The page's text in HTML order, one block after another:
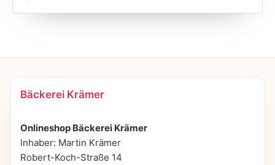
Bäckerei Krämer
Onlineshop Bäckerei Krämer
Inhaber: Martin Krämer
Robert-Koch-Straße 14